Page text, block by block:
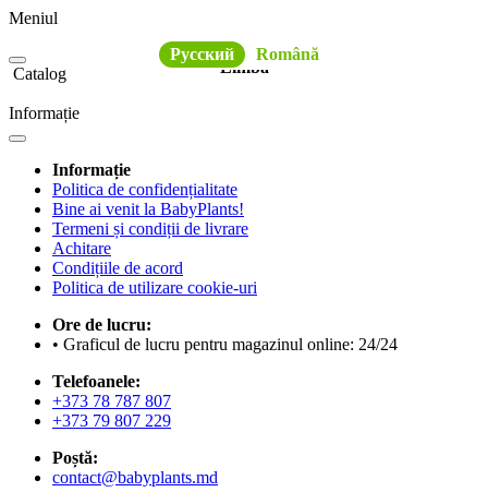
Meniul
Limba
Русский
Română
Catalog
Informație
Informație
Politica de confidențialitate
Bine ai venit la BabyPlants!
Termeni și condiții de livrare
Achitare
Condițiile de acord
Politica de utilizare cookie-uri
Ore de lucru:
• Graficul de lucru pentru magazinul online: 24/24
Telefoanele:
+373 78 787 807
+373 79 807 229
Poștă:
contact@babyplants.md